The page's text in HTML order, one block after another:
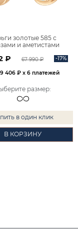
золотые 585 с
и аметистами
₽ 67 990 ₽ -17%
9 406 ₽x 6 платежей
размер:
в один клик
В КОРЗИНУ